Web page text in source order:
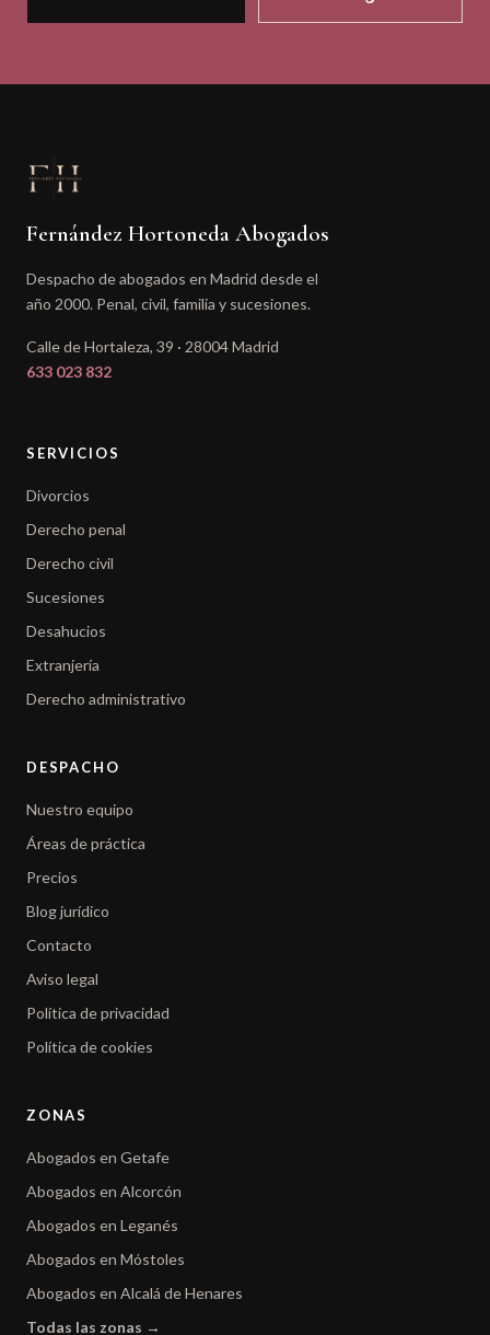
Fernández Hortoneda Abogados
Despacho de abogados en Madrid desde el
año 2000. Penal, civil, familia y sucesiones.
Calle de Hortaleza, 39 · 28004 Madrid
633 023 832
SERVICIOS
Divorcios
Derecho penal
Derecho civil
Sucesiones
Desahucios
Extranjería
Derecho administrativo
DESPACHO
Nuestro equipo
Áreas de práctica
Precios
Blog jurídico
Contacto
Aviso legal
Política de privacidad
Política de cookies
ZONAS
Abogados en Getafe
Abogados en Alcorcón
Abogados en Leganés
Abogados en Móstoles
Abogados en Alcalá de Henares
Todas las zonas →